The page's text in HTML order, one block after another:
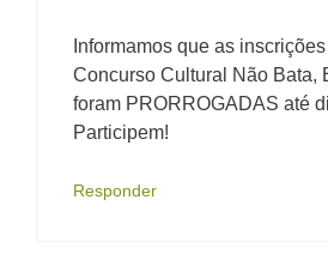
Informamos que as
Concurso Cultural Não Bata,
foram PRORROGADAS até
Participem!
Responder